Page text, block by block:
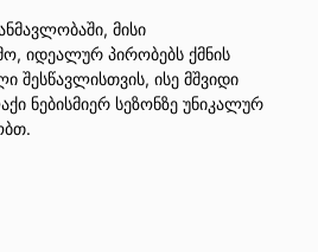
მისი
იდეალურ პირობებს ქმნის
ისე მშვიდი
ნებისმიერ სეზონზე უნიკალურ